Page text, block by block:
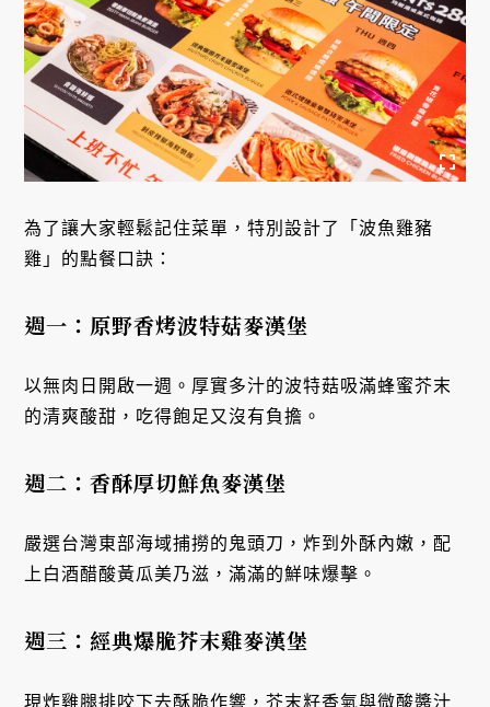
為了讓大家輕鬆記住菜單，特別設計了「波魚雞豬
雞」的點餐口訣：
週一：原野香烤波特菇麥漢堡
以無肉日開啟一週。厚實多汁的波特菇吸滿蜂蜜芥末
的清爽酸甜，吃得飽足又沒有負擔。
週二：香酥厚切鮮魚麥漢堡
嚴選台灣東部海域捕撈的鬼頭刀，炸到外酥內嫩，配
上白酒醋酸黃瓜美乃滋，滿滿的鮮味爆擊。
週三：經典爆脆芥末雞麥漢堡
現炸雞腿排咬下去酥脆作響，芥末籽香氣與微酸醬汁